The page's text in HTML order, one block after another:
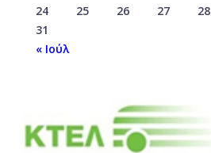
24
25 26 27 28
31
« Ιούλ